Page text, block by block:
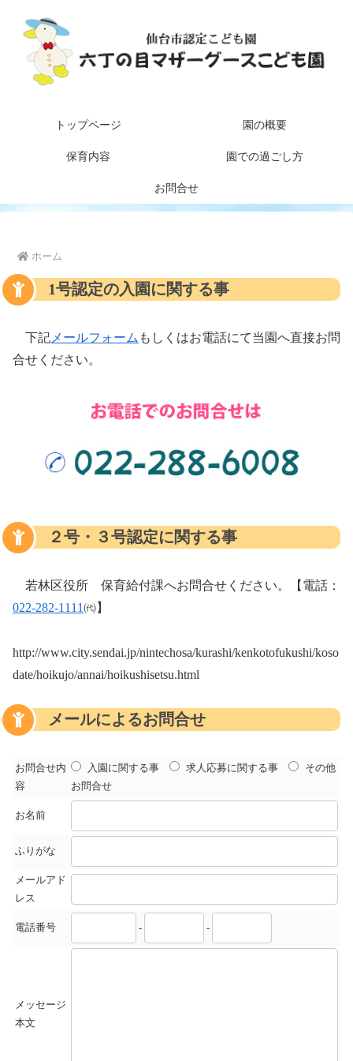
トップページ 園の概要
保育内容 園での過ごし方
お問合せ
ホーム
1号認定の入園に関する事
下記 メールフォーム もしくはお電話にて当園へ直接お問
合せください。
２号・３号認定に関する事
若林区役所 保育給付課へお問合せください。【電話：
022-282-1111㈹】
http://www.city.sendai.jp/nintechosa/kurashi/kenkotofukushi/koso
date/hoikujo/annai/hoikushisetsu.html
メールによるお問合せ
お問合せ内
容
入園に関する事 求人応募に関する事
その他
お問合せ
お名前
ふりがな
メールアド
レス
電話番号 - -
メッセージ
本文